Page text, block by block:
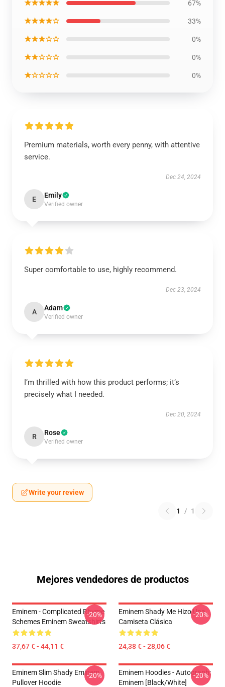
★★★★★ 67%
★★★★☆ 33%
★★★☆☆ 0%
★★☆☆☆ 0%
★☆☆☆☆ 0%
Premium materials, worth every penny, with attentive
service.
Dec 24, 2024
E Emily
Verified owner
Super comfortable to use, highly recommend.
Dec 23, 2024
A Adam
Verified owner
I’m thrilled with how this product performs; it’s
precisely what I needed.
Dec 20, 2024
R Rose
Verified owner
Write your review
1 / 1
Mejores vendedores de productos
Eminem - Complicated Rhyme
Schemes Eminem Sweatshirts
37,67 € - 44,11 €
-20%
Eminem Shady Me Hizo Una
Camiseta Clásica
24,38 € - 28,06 €
-20%
Eminem Slim Shady Eminem
Pullover Hoodie
-20%
Eminem Hoodies - Autograph:
Eminem [Black/White]
-20%